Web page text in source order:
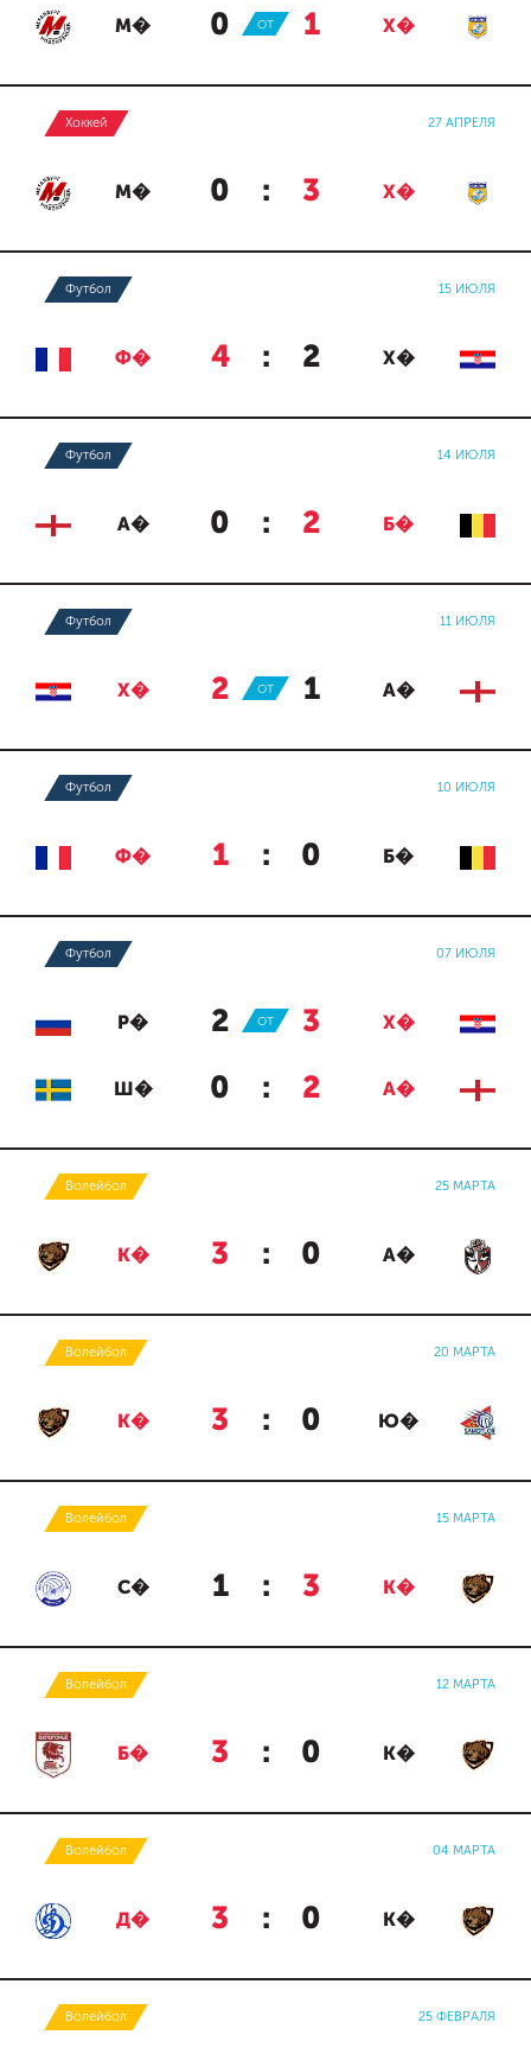
М� 0 : 1 Х�
ОТ
Хоккей 27 АПРЕЛЯ
М� 0 : 3 Х�
Футбол 15 ИЮЛЯ
Ф� 4 : 2 Х�
Футбол 14 ИЮЛЯ
А� 0 : 2 Б�
Футбол 11 ИЮЛЯ
Х� 2 : 1 А�
ОТ
Футбол 10 ИЮЛЯ
Ф� 1 : 0 Б�
Футбол 07 ИЮЛЯ
Р� 2 : 3 Х�
ОТ
Ш� 0 : 2 А�
Волейбол 25 МАРТА
К� 3 : 0 А�
Волейбол 20 МАРТА
К� 3 : 0 Ю�
Волейбол 15 МАРТА
С� 1 : 3 К�
Волейбол 12 МАРТА
Б� 3 : 0 К�
Волейбол 04 МАРТА
Д� 3 : 0 К�
Волейбол 25 ФЕВРАЛЯ